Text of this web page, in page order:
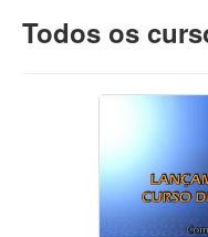
Todos os